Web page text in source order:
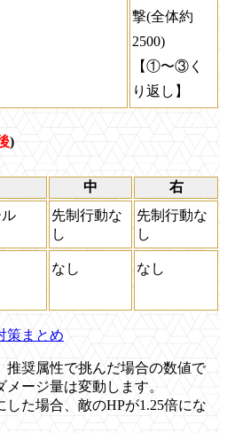
撃(全体約
2500)
【①〜③く
り返し】
)
中
右
先制行動な
し
先制行動な
し
なし なし
策まとめ
奨属性で挑んだ場合の数値で
ージ量は変動します。
た場合、敵のHPが1.25倍にな